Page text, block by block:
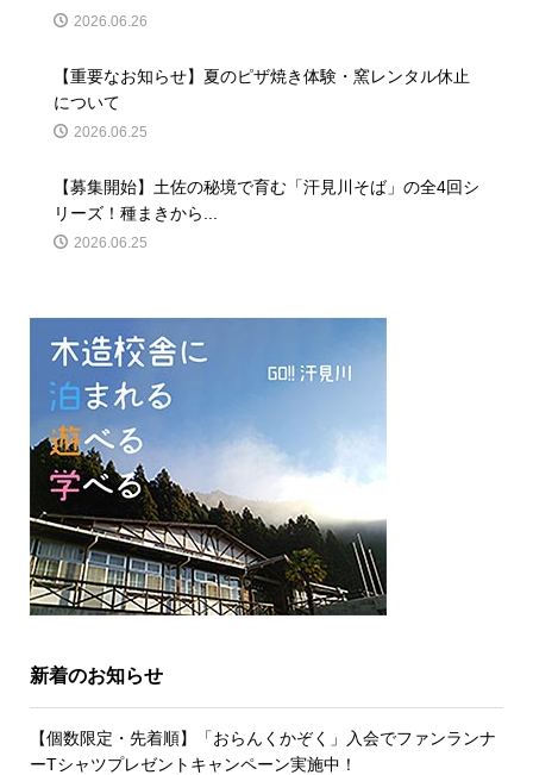
2026.06.26
【重要なお知らせ】夏のピザ焼き体験・窯レンタル休止
について
2026.06.25
【募集開始】土佐の秘境で育む「汗見川そば」の全4回シ
リーズ！種まきから...
2026.06.25
新着のお知らせ
【個数限定・先着順】「おらんくかぞく」入会でファンランナ
ーTシャツプレゼントキャンペーン実施中！